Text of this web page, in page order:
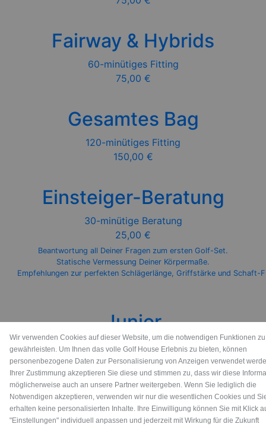
Fairway & Hybrids
60-minütiges Fitting
75,00 €
Gesamtes Bag
120-minütiges Fitting
150,00 €
Einsteiger-Beratung
30-minütige Beratung
25,00 €
Beantwortung all Deiner Fragen zum ersten Golf-Set.
Statische Vermessung Deiner Körpermaße.
Empfehlungen zur perfekten Schlägerlänge, Griffstärke und Schaft-
Junior
30-minütiges Gratis-Fitting
0,00 €
Bis einschließlich 12 Jahren und maximaler Körpergröße von 155cm.
Wir verwenden Cookies auf dieser Website, um die notwendigen Funktionen zu
gewährleisten. Um Ihnen das volle Golf House Erlebnis zu bieten, können
personenbezogene Daten zur Personalisierung von Anzeigen verwendet
Ihrer Zustimmung akzeptieren Sie diese und stimmen zu, dass wir diese
möglicherweise auch an unsere Partner weitergeben. Wenn Sie lediglich die
Notwendigen akzeptieren, verwenden wir nur die wesentlichen Cookies und
erhalten keine personalisierten Inhalte. Ihre Einwilligung können Sie mit Klick
"Einstellungen" individuell anpassen und jederzeit mit Wirkung für die Zukunft